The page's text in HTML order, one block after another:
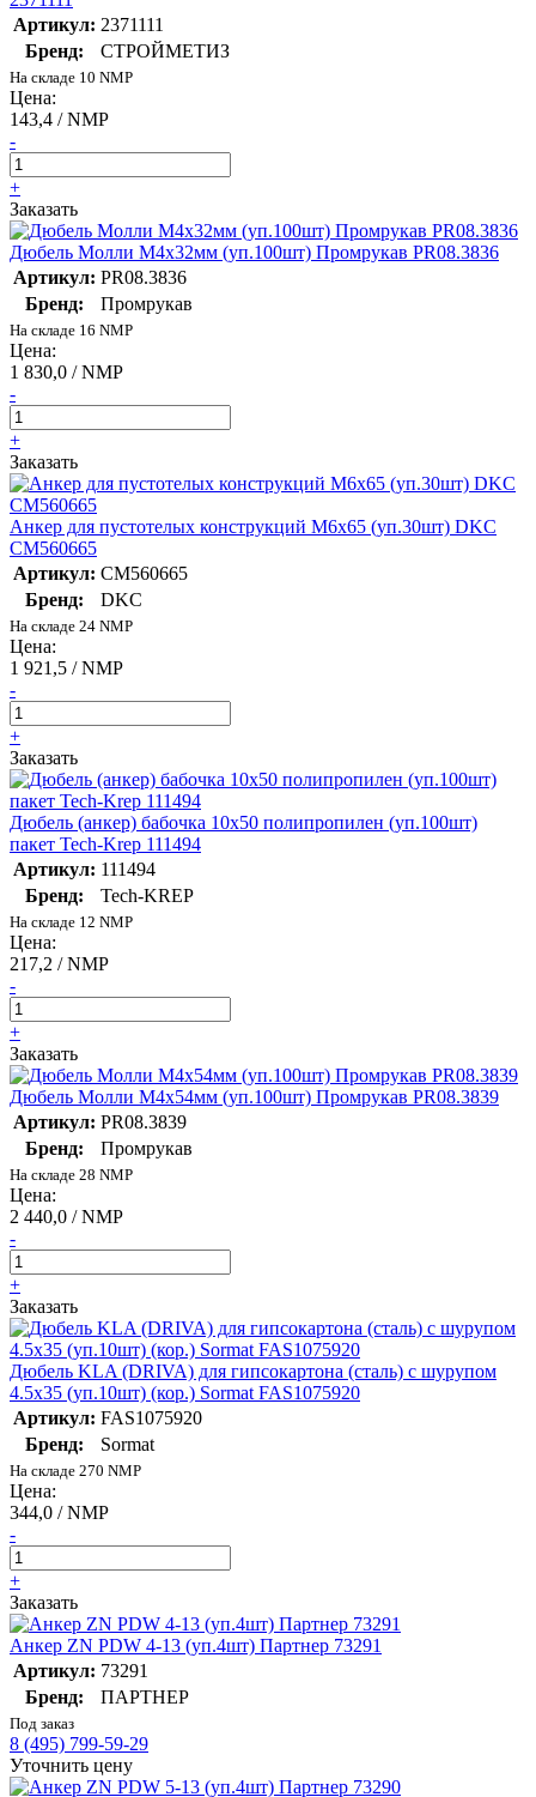
Артикул: 2371111
Бренд:
СТРОЙМЕТИЗ
На складе 10 NMP
Цена:
143,4 / NMP
-
+
Заказать
Дюбель Молли М4х32мм (уп.100шт) Промрукав PR08.3836
Артикул: PR08.3836
Бренд:
Промрукав
На складе 16 NMP
Цена:
1 830,0 / NMP
-
+
Заказать
Анкер для пустотелых конструкций М6х65 (уп.30шт) DKC
CM560665
Артикул: CM560665
Бренд:
DKC
На складе 24 NMP
Цена:
1 921,5 / NMP
-
+
Заказать
Дюбель (анкер) бабочка 10х50 полипропилен (уп.100шт)
пакет Tech-Krep 111494
Артикул: 111494
Бренд:
Tech-KREP
На складе 12 NMP
Цена:
217,2 / NMP
-
+
Заказать
Дюбель Молли М4х54мм (уп.100шт) Промрукав PR08.3839
Артикул: PR08.3839
Бренд:
Промрукав
На складе 28 NMP
Цена:
2 440,0 / NMP
-
+
Заказать
Дюбель KLA (DRIVA) для гипсокартона (сталь) с шурупом
4.5х35 (уп.10шт) (кор.) Sormat FAS1075920
Артикул: FAS1075920
Бренд:
Sormat
На складе 270 NMP
Цена:
344,0 / NMP
-
+
Заказать
Анкер ZN PDW 4-13 (уп.4шт) Партнер 73291
Артикул: 73291
Бренд:
ПАРТНЕР
Под заказ
8 (495) 799-59-29
Уточнить цену